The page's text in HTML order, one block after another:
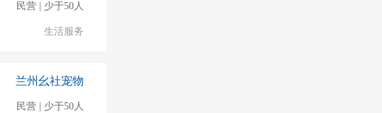
民营 | 少于50人
生活服务
兰州幺社宠物
民营 | 少于50人